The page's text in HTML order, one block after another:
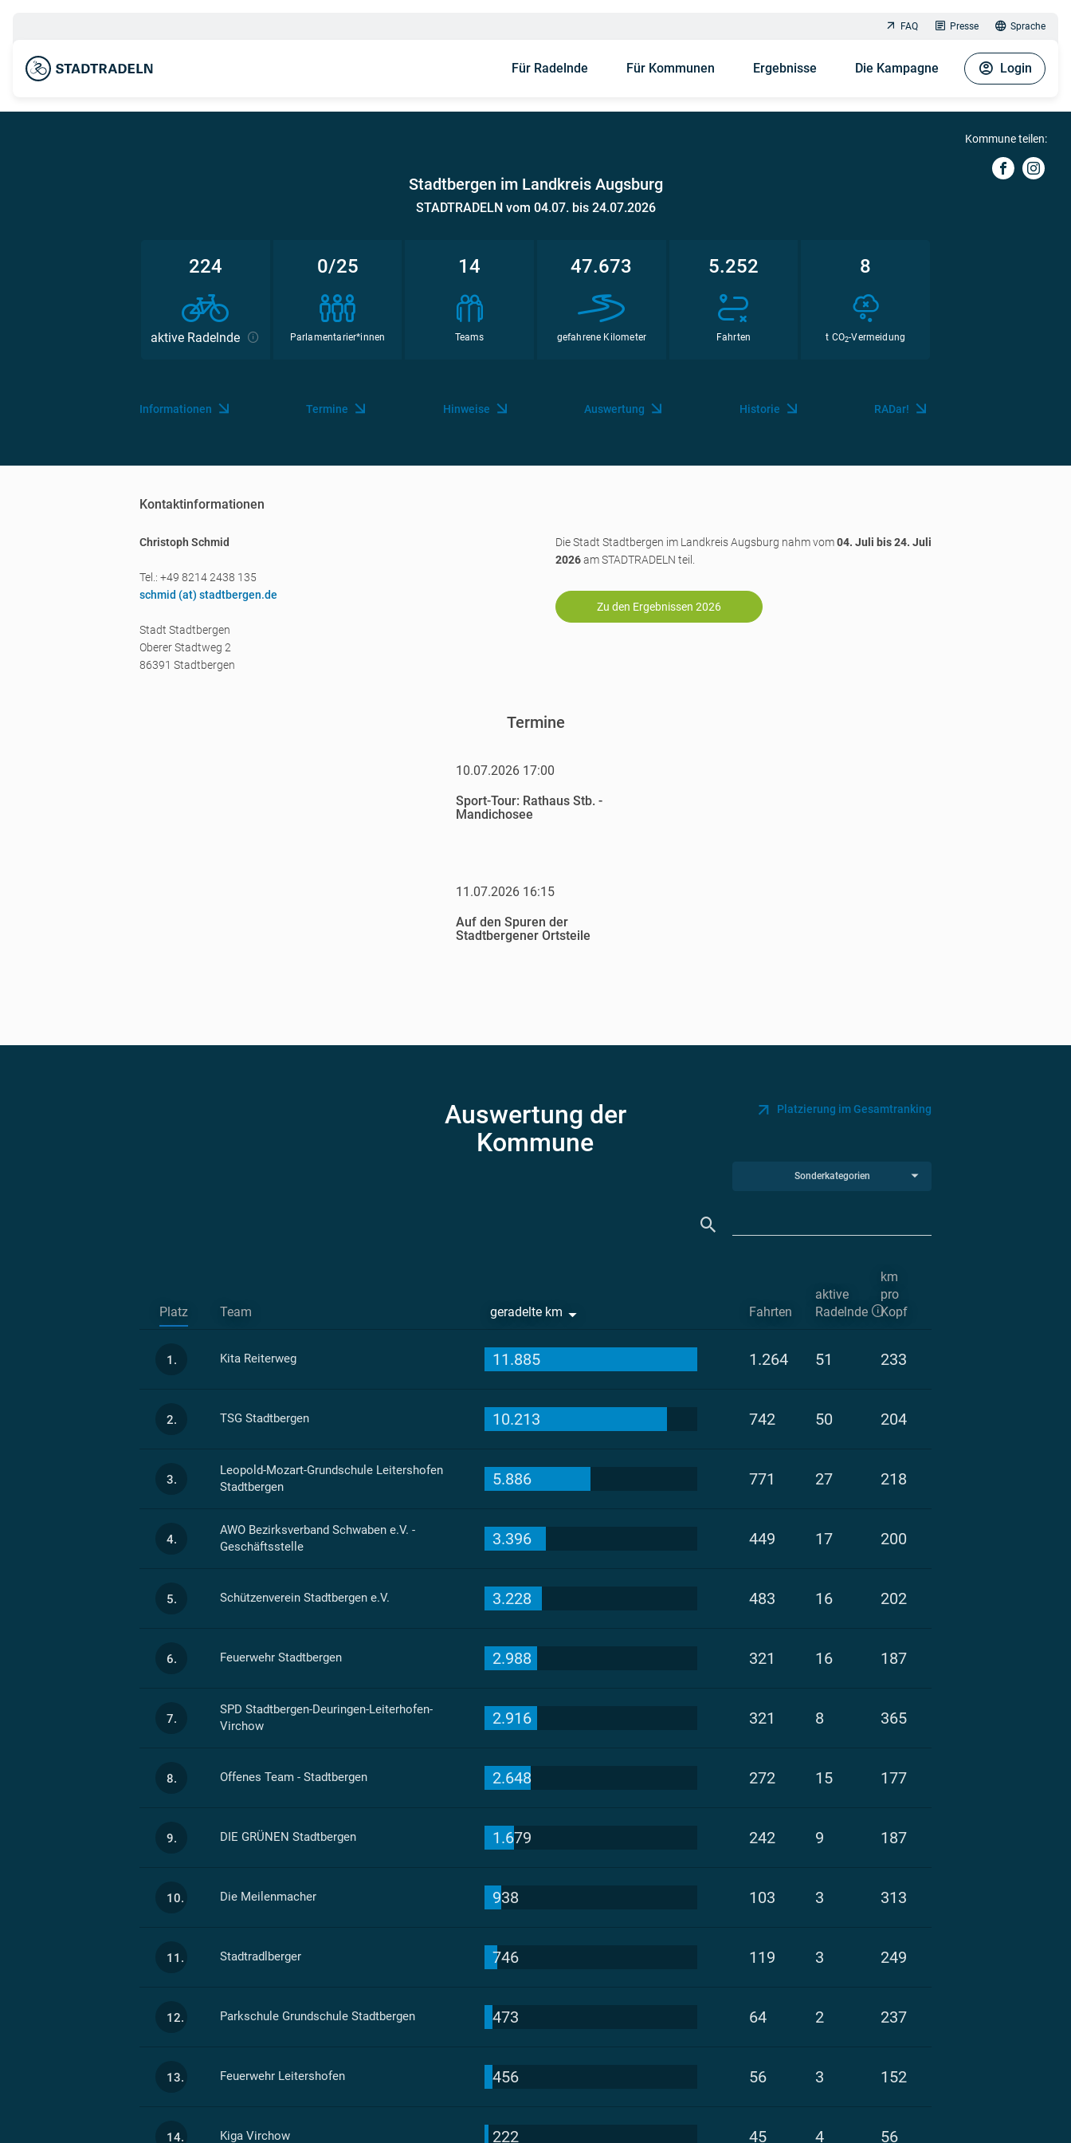
FAQ Presse Sprache
Für Radelnde Für Kommunen Ergebnisse Die Kampagne Login
Stadtbergen im Landkreis Augsburg
STADTRADELN vom 04.07. bis 24.07.2026
224
aktive Radelnde
0/25
Parlamentarier*innen
14
Teams
47.673
gefahrene Kilometer
5.252
Fahrten
8
t CO2-Vermeidung
Informationen Termine Hinweise Auswertung Historie RADar!
Kommune teilen:
Kontaktinformationen
Christoph Schmid
Tel.: +49 8214 2438 135
schmid (at) stadtbergen.de
Stadt Stadtbergen
Oberer Stadtweg 2
86391 Stadtbergen
Die Stadt Stadtbergen im Landkreis Augsburg nahm vom04. Juli bis 24. Juli
2026am STADTRADELN teil.
Zu den Ergebnissen 2026
Termine
10.07.2026 17:00
Sport-Tour: Rathaus Stb. -
Mandichosee
11.07.2026 16:15
Auf den Spuren der
Stadtbergener Ortsteile
Auswertung der
Kommune
Platzierung im Gesamtranking
Sonderkategorien
Platz Team geradelte km Fahrten
aktive
Radelnde
km
pro
Kopf
1. Kita Reiterweg 11.885 1.264 51 233
2. TSG Stadtbergen 10.213 742 50 204
3.
Leopold-Mozart-Grundschule Leitershofen
Stadtbergen
5.886 771 27 218
4.
AWO Bezirksverband Schwaben e.V. -
Geschäftsstelle
3.396 449 17 200
5. Schützenverein Stadtbergen e.V. 3.228 483 16 202
6. Feuerwehr Stadtbergen 2.988 321 16 187
7.
SPD Stadtbergen-Deuringen-Leiterhofen-
Virchow
2.916 321 8 365
8. Offenes Team - Stadtbergen 2.648 272 15 177
9. DIE GRÜNEN Stadtbergen 1.679 242 9 187
10. Die Meilenmacher 938 103 3 313
11. Stadtradlberger 746 119 3 249
12. Parkschule Grundschule Stadtbergen 473 64 2 237
13. Feuerwehr Leitershofen 456 56 3 152
14. Kiga Virchow 222 45 4 56